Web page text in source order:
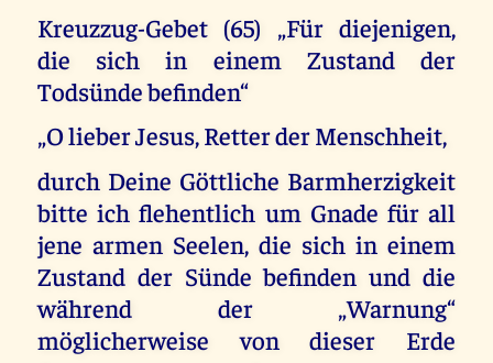
Kreuzzug-Gebet (65) „Für diejenigen,
die sich in einem Zustand der
Todsünde befinden“
„O lieber Jesus, Retter der Menschheit,
durch Deine Göttliche Barmherzigkeit
bitte ich flehentlich um Gnade für all
jene armen Seelen, die sich in einem
Zustand der Sünde befinden und die
während der „Warnung“
möglicherweise von dieser Erde